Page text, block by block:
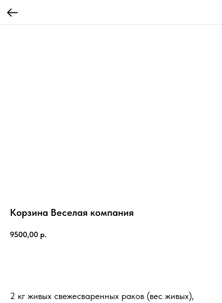
Корзина Веселая компания
9500,00 р.
2 кг живых свежесваренных раков (вес живых),